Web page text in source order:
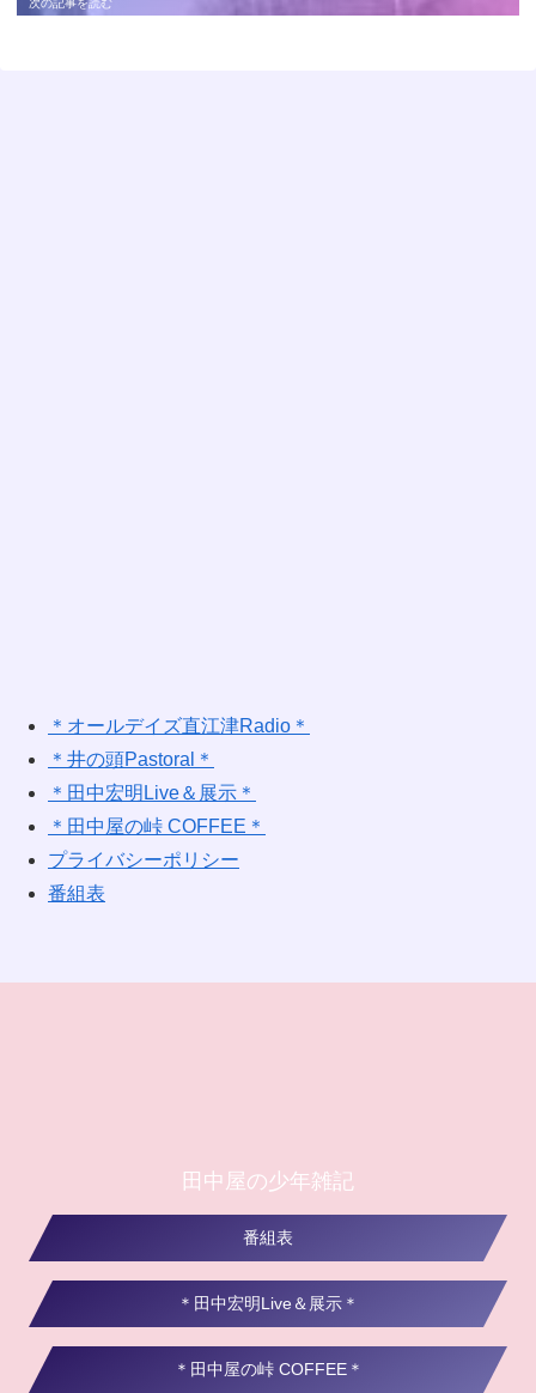
＊オールデイズ直江津Radio＊
＊井の頭Pastoral＊
＊田中宏明Live＆展示＊
＊田中屋の峠 COFFEE＊
プライバシーポリシー
番組表
田中屋の少年雑記
番組表
＊田中宏明Live＆展示＊
＊田中屋の峠 COFFEE＊